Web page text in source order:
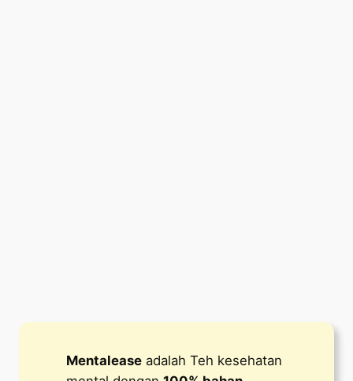
Mentaleaseadalah Teh kesehatan